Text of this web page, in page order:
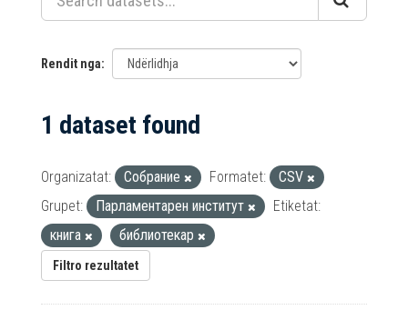
Rendit nga
1 dataset found
Organizatat: Собрание Formatet:
CSV
Grupet:
Парламентарен институт
Etiketat:
книга
библиотекар
Filtro rezultatet